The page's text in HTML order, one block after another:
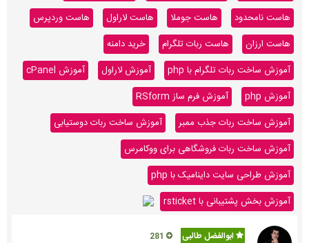
هاست نامحدود
هاست جوملا هاست لاراول
هاست وردپرس
هاست ارزان
هاست ربات تلگرام
خرید دامنه
آموزش ساخت ربات تلگرام با php
آموزش لاراول
آموزش cPanel
آموزش php
آموزش فرم ساز RSform
آموزش ساخت ربات جذب ممبر
آموزش ساخت ربات دوستیابی
آموزش ساخت ربات فروشگاهی برای ووکامرس
آموزش طراحی سایت داینامیک با php
آموزش بخش پشتیبانی با rsticket
ابوالفضل طالبی